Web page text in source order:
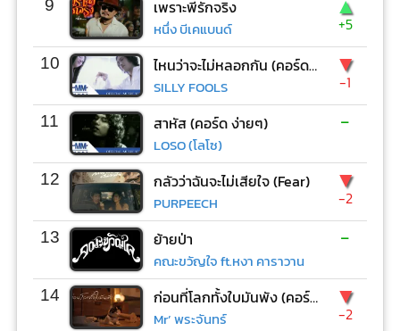
9 เพราะพี่รักจริง
หนึ่ง บีเคแบนด์ +5
10 ไหนว่าจะไม่หลอกกัน (คอร์ด ง่ายๆ)
SILLY FOOLS
▼
-1
11 สาหัส (คอร์ด ง่ายๆ)
LOSO (โลโซ)
-
12 กลัวว่าฉันจะไม่เสียใจ (Fear)
PURPEECH
▼
-2
13 ย้ายป่า
คณะขวัญใจ ft.หงา คาราวาน
-
14 ก่อนที่โลกทั้งใบมันพัง (คอร์ด ง่ายๆ)
Mr’ พระจันทร์
▼
-2